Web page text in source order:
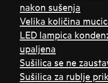
nakon sušenja
Velika količina
LED lampica
upaljena
Sušilica se ne
Sušilica za rublje